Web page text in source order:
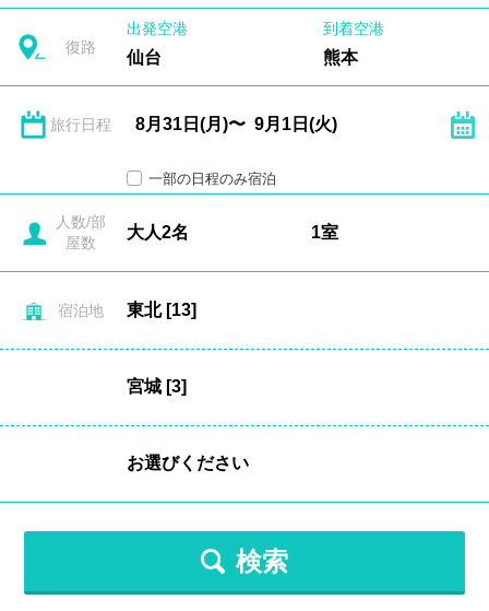
復路
出発空港
仙台
到着空港
熊本
旅行日程
一部の日程のみ宿泊
人数/部
屋数
宿泊地
検索